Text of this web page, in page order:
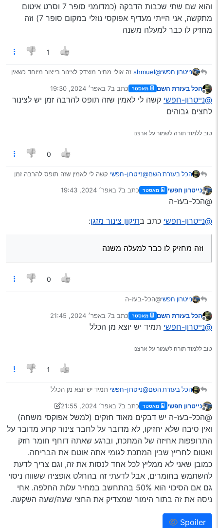
והוא שם שתי שכבות הדבקה (כמדומני סופר 7 וסרט איטום
מתקשה, אני הייתי מעדיף אפוקסי נוזלי במקום סופר 7) וזה
מחזיק לו כבר למעלה משנה
1
נייטרון חפשי@shmuel
זה אולי מחיר מוצדק לצינור בייצור מיוחד כשאין
אבל אם אתה אוהב קומבינות (ולא אוהב להוציא כסף) אז
אם הבריחה היא בחיבור למתכת ולא מדובר בקרע אז
הכל בעזרת השם מאסטר כתב ב7 באפר׳ 2024, 19:30
נערך לאחרונה על ידי
@נייטרון-חפשי קשה לי לאמין שזה תופס להרבה זמן יש לצינור
לחצים גבוהים
טוב ללמוד תורה לשמור על ארצנו
0
הכל בעזרת השם@נייטרון-חפשי קשה לי לאמין שזה תופס להרבה זמן
מנותק
נייטרון חפשי מאסטר כתב ב7 באפר׳ 2024, 19:43
נערך לאחרונה על ידי
@הכל-בעז-ה
@נייטרון-חפשי כתב בתיקון צינור מזגן:
וזה מחזיק לו כבר למעלה משנה
0
נייטרון חפשי@הכל-בעז-ה
@נייטרון-חפשיכתב בתיקון צינור מזגן:
וזה מחזיק לו כבר למעלה משנה
הכל בעזרת השם מאסטר כתב ב7 באפר׳ 2024, 21:45
נערך לאחרונה על ידי
@נייטרון-חפשי תמיד יש יוצא מן הכלל
טוב ללמוד תורה לשמור על ארצנו
1
הכל בעזרת השם@נייטרון-חפשי תמיד יש יוצא מן הכלל
מנותק
נייטרון חפשי מאסטר כתב ב7 באפר׳ 2024, 21:55
נערך לאחרונה על ידי נייטרון חפשי
@הכל-בעז-ה יש דבקים מאוד חזקים (למשל אפוקסי משחה)
ואין סיבה שלא יחזיקו, לא מדובר על לחבר צינור קרוע מדובר על
התרופפות אחיזה של המתכת, וברגע שאתה דוחף חומר חזק
ואטום לחריץ שבין המתכת לגומי אתה אוטם את הבריחה.
כמובן שאני לא ממליץ לכל אחד לנסות את זה, וגם צריך לדעת
להשתמש בחומרים, אבל לדעתי זה בהחלט אופציה ששווה ניסוי
גם אם הסיכוי הוא 50% בהתחשב במחיר עלות החלפה. אחי
ניסה את זה בתור הימור שמצדיק את החצי שעה/שעה השקעה.
Spoiler